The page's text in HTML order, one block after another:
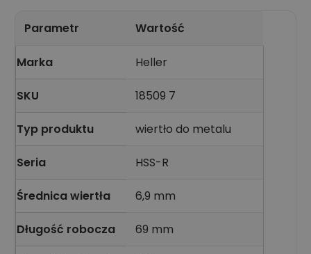
Parametr Wartość
Marka Heller
SKU 18509 7
Typ produktu wiertło do metalu
Seria HSS-R
Średnica wiertła 6,9 mm
Długość robocza 69 mm